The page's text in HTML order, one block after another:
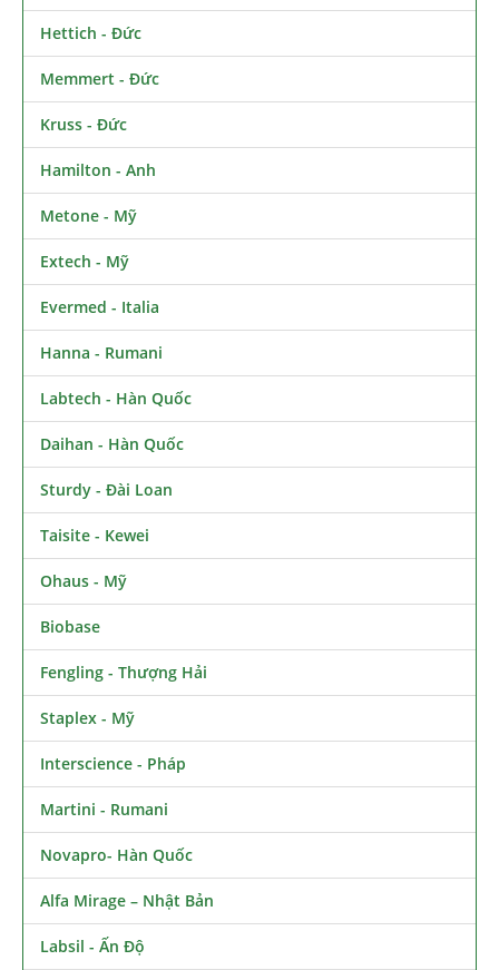
Hettich - Đức
Memmert - Đức
Kruss - Đức
Hamilton - Anh
Metone - Mỹ
Extech - Mỹ
Evermed - Italia
Hanna - Rumani
Labtech - Hàn Quốc
Daihan - Hàn Quốc
Sturdy - Đài Loan
Taisite - Kewei
Ohaus - Mỹ
Biobase
Fengling - Thượng Hải
Staplex - Mỹ
Interscience - Pháp
Martini - Rumani
Novapro- Hàn Quốc
Alfa Mirage – Nhật Bản
Labsil - Ấn Độ